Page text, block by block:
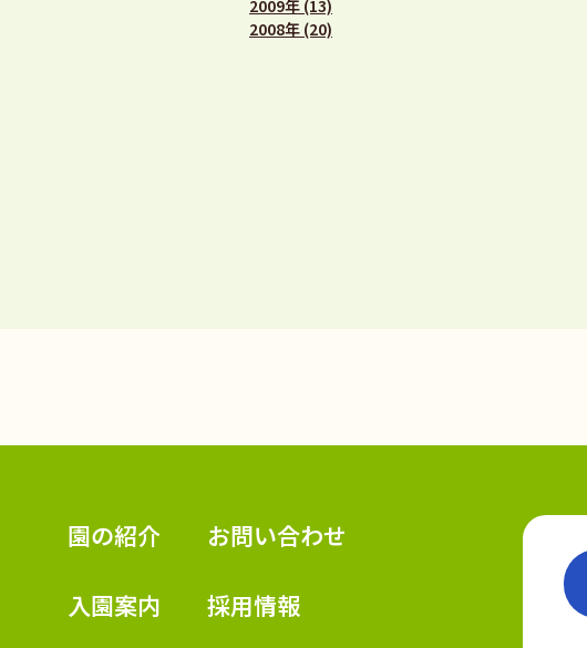
2009年 (13)
2008年 (20)
認定こども園 学校法人久米幼稚園
園の紹介
入園案内
お問い合わせ
採用情報